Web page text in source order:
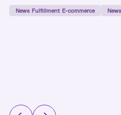
prodotto e lo stesso corriere.
magazzino nasce per risolvere
News Fulfillment E-commerce